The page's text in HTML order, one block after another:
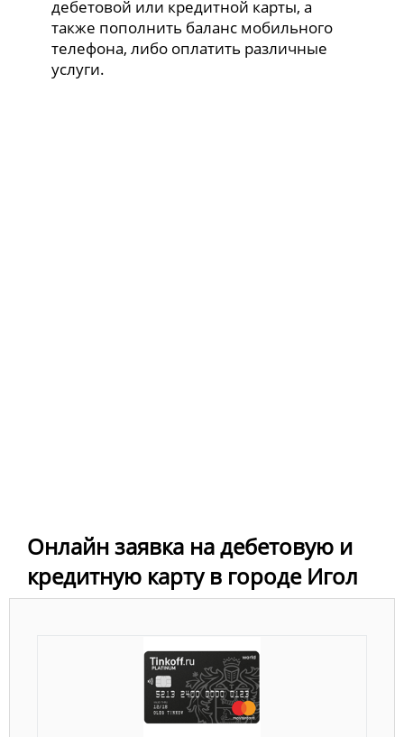
дебетовой или кредитной карты, а
также пополнить баланс мобильного
телефона, либо оплатить различные
услуги.
Онлайн заявка на дебетовую и
кредитную карту в городе Игол